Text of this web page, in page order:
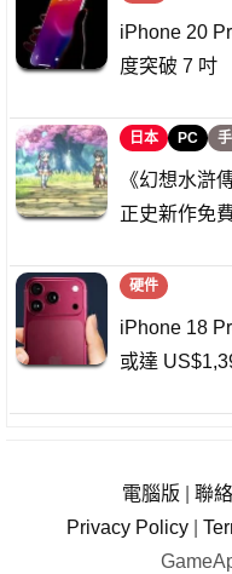
iPhone 20
度突破 7 吋
日本 PC
《幻想水滸
正史新作免
硬件
iPhone 18
或達
電腦版 聯
Privacy Policy